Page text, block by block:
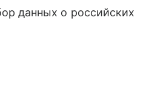
данных о российских